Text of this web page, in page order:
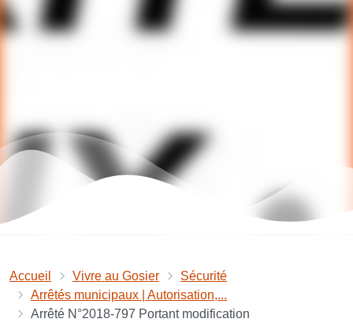
Accueil Vivre au Gosier
Sécurité
Arrêtés municipaux | Autorisation,...
Arrêté N°2018-797 Portant modification